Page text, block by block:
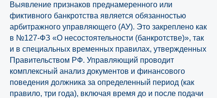
Выявление признаков преднамеренного или
фиктивного банкротства является обязанностью
арбитражного управляющего (АУ). Это закреплено как
в №127-ФЗ «О несостоятельности (банкротстве)», так
и в специальных временных правилах, утвержденных
Правительством РФ. Управляющий проводит
комплексный анализ документов и финансового
поведения должника за определенный период (как
правило, три года), включая время до и после подачи